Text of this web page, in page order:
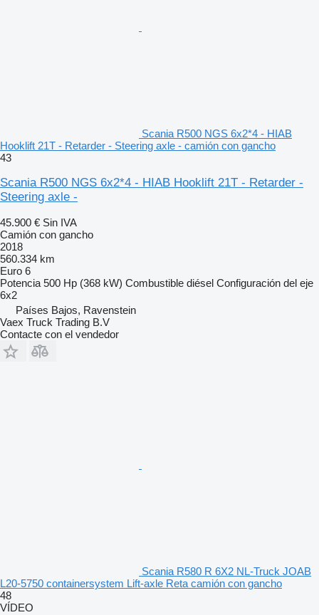
Scania R500 NGS 6x2*4 - HIAB
Hooklift 21T - Retarder - Steering axle - camión con gancho
43
Scania R500 NGS 6x2*4 - HIAB Hooklift 21T - Retarder -
Steering axle -
45.900 € Sin IVA
Camión con gancho
2018
560.334 km
Euro 6
Potencia 500 Hp (368 kW) Combustible diésel Configuración del eje
6x2
Países Bajos, Ravenstein
Vaex Truck Trading B.V
Contacte con el vendedor
Scania R580 R 6X2 NL-Truck JOAB
L20-5750 containersystem Lift-axle Reta camión con gancho
48
VÍDEO